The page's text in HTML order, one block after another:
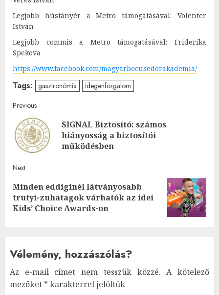
Legjobb hústányér a Metro támogatásával: Volenter
István
Legjobb commis a Metro támogatásával: Friderika
Spekova
https://www.facebook.com/magyarbocusedorakademia/
Tags: gasztronómia idegenforgalom
Post
navigation
Previous
SIGNAL Biztosító: számos
hiányosság a biztosítói
működésben
Next
Next
post:
Minden eddiginél látványosabb
trutyi-zuhatagok várhatók az idei
Kids’ Choice Awards-on
Vélemény, hozzászólás?
Az e-mail címet nem tesszük közzé. A kötelező
mezőket * karakterrel jelöltük